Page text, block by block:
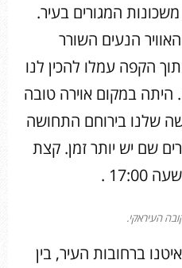
המגורים בעיר.
הנעים השורר
הקפה עמלו להכין לנו
היתה במקום אוירה טובה
שלנו בירוחם התחושה
שם יש יותר זמן. קצת
.
העיראקי.
ברחובות העיר, בין